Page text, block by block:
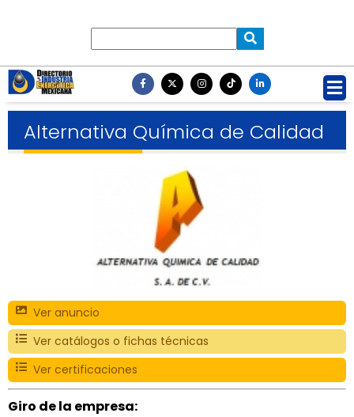
Alternativa Química de Calidad
Ver anuncio
Ver catálogos o fichas técnicas
Ver certificaciones
Giro de la empresa: